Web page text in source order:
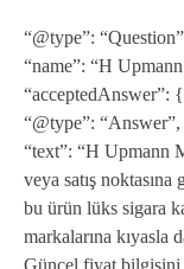
“@type”:
“name”: “H
“acceptedAnswer”: {
“@type”: “Answer”,
“text”: “H Upmann
veya satış
bu ürün lüks sigara
markalarına kıyasla
Güncel fiyat bilgisini